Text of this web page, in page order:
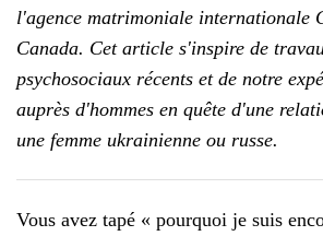
l'agence matrimoniale internationale
Canada. Cet article s'inspire de
psychosociaux récents et de notre
auprès d'hommes en quête d'une
une femme ukrainienne ou russe.
Vous avez tapé « pourquoi je suis